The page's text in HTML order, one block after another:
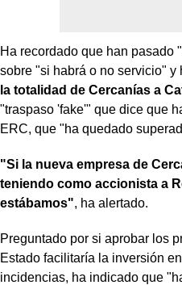
Ha recordado que han pasado
sobre "si habrá o no servicio" y
la totalidad de Cercanías a
"traspaso 'fake'" que dice que
ERC, que "ha quedado
"Si la nueva empresa de
teniendo como accionista a
estábamos", ha alertado.
Preguntado por si aprobar los
Estado facilitaría la inversión
incidencias, ha indicado que